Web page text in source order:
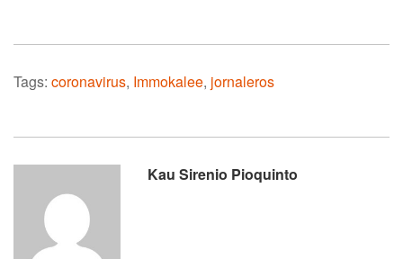
Tags: coronavirus, Immokalee, jornaleros
Kau Sirenio Pioquinto